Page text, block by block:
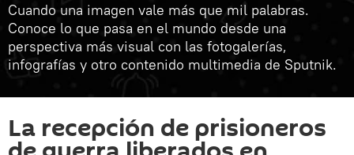
Cuando una imagen vale más que mil palabras.
Conoce lo que pasa en el mundo desde una
perspectiva más visual con las fotogalerías,
infografías y otro contenido multimedia de Sputnik.
La recepción de prisioneros